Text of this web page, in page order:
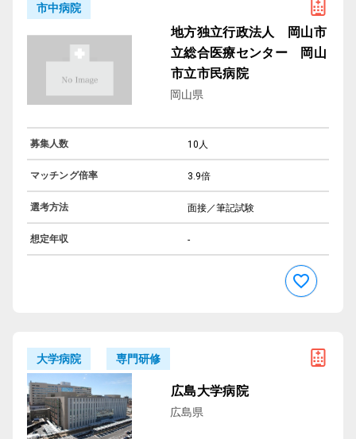
市中病院
地方独立行政法人 岡山市
立総合医療センター 岡山
市立市民病院
岡山県
募集人数 10人
マッチング倍率 3.9倍
選考方法 面接／筆記試験
想定年収 -
大学病院 専門研修
広島大学病院
広島県